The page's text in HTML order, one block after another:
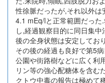
性徐脈だったが,それ以外
4.1 mEq/lと正常範囲だっ
し,経過観察目的に同日集
後の全身状態は安定してお
その後の経過も良好で第5
公園や街路樹などに広く利
リン等の強心配糖体を含む
クトウ中毒の報告は極めて